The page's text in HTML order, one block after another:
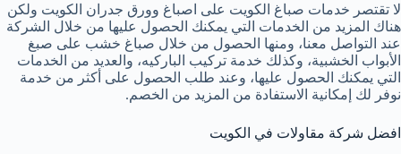
لا تقتصر خدمات صباغ الكويت على اصباغ وورق جدران الكويت ولكن
هناك المزيد من الخدمات التي يمكنك الحصول عليها من خلال الشركة
عند التواصل معنا، ومنها الحصول من خلال صباغ خشب على صبغ
الأبواب الخشبية، وكذلك خدمة تركيب الباركيه، والعديد من الخدمات
التي يمكنك الحصول عليها، وعند طلب الحصول على أكثر من خدمة
نوفر لك إمكانية الاستفادة من المزيد من الخصم.
افضل شركة مقاولات في الكويت